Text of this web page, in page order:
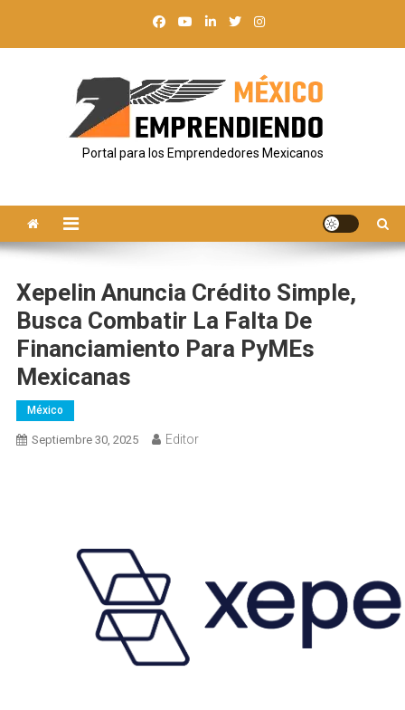
Portal para los Emprendedores Mexicanos
Xepelin Anuncia Crédito Simple,
Busca Combatir La Falta De
Financiamiento Para PyMEs
Mexicanas
México
Septiembre 30, 2025 Editor